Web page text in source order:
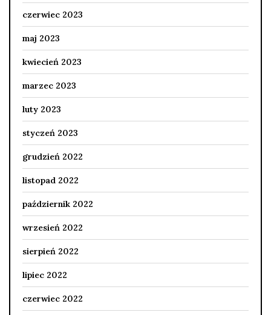
czerwiec 2023
maj 2023
kwiecień 2023
marzec 2023
luty 2023
styczeń 2023
grudzień 2022
listopad 2022
październik 2022
wrzesień 2022
sierpień 2022
lipiec 2022
czerwiec 2022